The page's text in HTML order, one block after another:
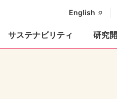
English
サステナビリティ 研究